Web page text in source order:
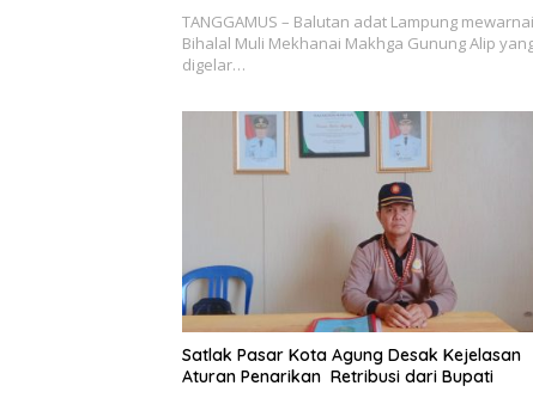
TANGGAMUS – Balutan adat Lampung
Bihalal Muli Mekhanai Makhga Gunung Alip
digelar…
Satlak Pasar Kota Agung Desak Kejelasan
Aturan Penarikan Retribusi dari Bupati